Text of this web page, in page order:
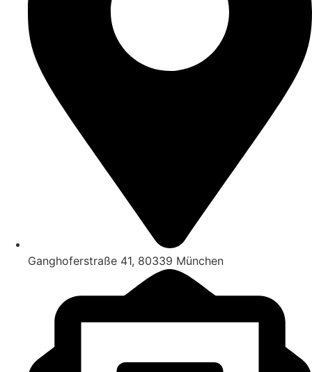
Ganghoferstraße 41, 80339 München